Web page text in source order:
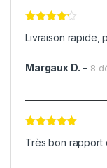
sur 5
Livraison rapide,
Margaux D. – 8
5
Très bon rapport